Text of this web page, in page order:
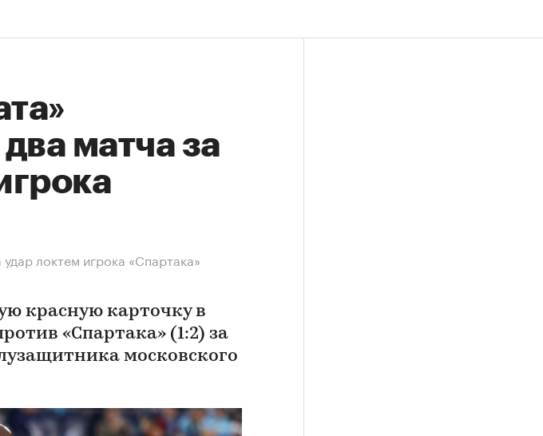
матча за
локтем игрока «Спартака»
красную карточку в
«Спартака» (1:2) за
московского